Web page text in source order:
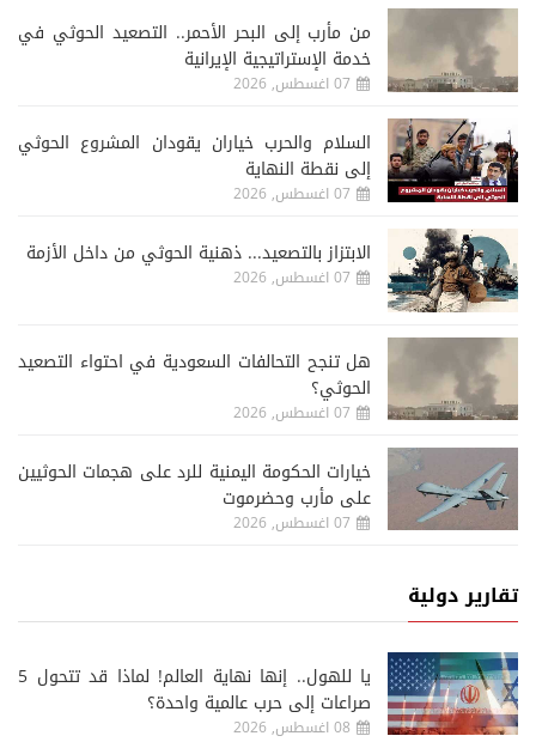
من مأرب إلى البحر الأحمر.. التصعيد الحوثي في
خدمة الإستراتيجية الإيرانية
07 اغسطس, 2026
السلام والحرب خياران يقودان المشروع الحوثي
إلى نقطة النهاية
07 اغسطس, 2026
الابتزاز بالتصعيد... ذهنية الحوثي من داخل الأزمة
07 اغسطس, 2026
هل تنجح التحالفات السعودية في احتواء التصعيد
الحوثي؟
07 اغسطس, 2026
خيارات الحكومة اليمنية للرد على هجمات الحوثيين
على مأرب وحضرموت
07 اغسطس, 2026
تقارير دولية
يا للهول.. إنها نهاية العالم! لماذا قد تتحول 5
صراعات إلى حرب عالمية واحدة؟
08 اغسطس, 2026